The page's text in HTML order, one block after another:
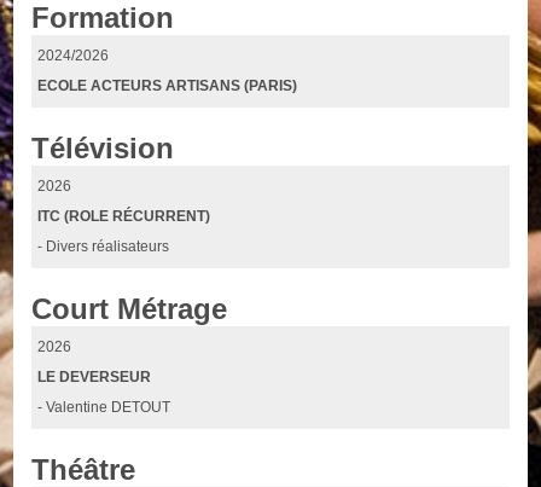
Formation
2024/2026
ECOLE ACTEURS ARTISANS (PARIS)
Télévision
2026
ITC (ROLE RÉCURRENT)
- Divers réalisateurs
Court Métrage
2026
LE DEVERSEUR
- Valentine DETOUT
Théâtre